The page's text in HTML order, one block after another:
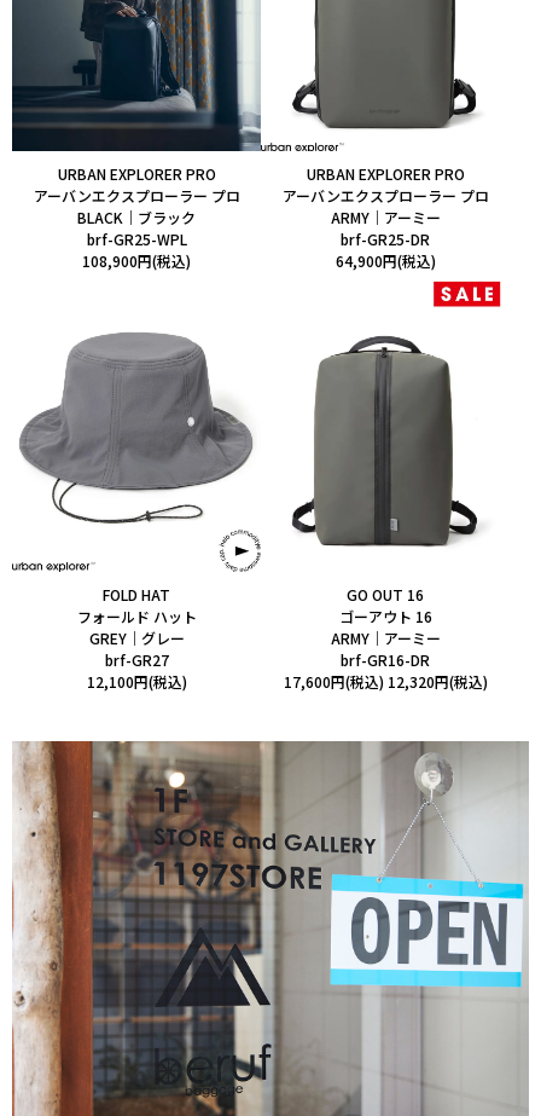
URBAN EXPLORER PRO
アーバンエクスプローラー プロ
BLACK｜ブラック
brf-GR25-WPL
108,900円(税込)
URBAN EXPLORER PRO
アーバンエクスプローラー プロ
ARMY｜アーミー
brf-GR25-DR
64,900円(税込)
FOLD HAT
フォールド ハット
GREY｜グレー
brf-GR27
12,100円(税込)
GO OUT 16
ゴーアウト 16
ARMY｜アーミー
brf-GR16-DR
17,600円(税込) 12,320円(税込)